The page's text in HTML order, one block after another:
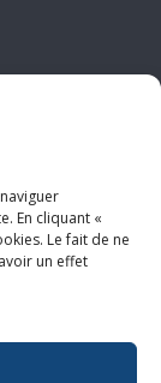
En cliquant «
Le fait de ne
un effet